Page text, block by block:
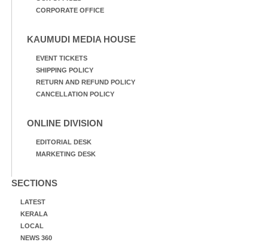
CORPORATE OFFICE
KAUMUDI MEDIA HOUSE
EVENT TICKETS
SHIPPING POLICY
RETURN AND REFUND POLICY
CANCELLATION POLICY
ONLINE DIVISION
EDITORIAL DESK
MARKETING DESK
SECTIONS
LATEST
KERALA
LOCAL
NEWS 360